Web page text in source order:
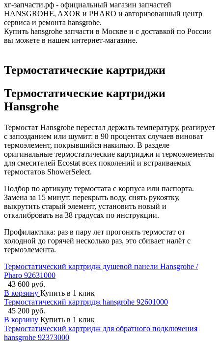
хг-запчасти.рф - официальный магазин запчастей
HANSGROHE, AXOR и PHARO и авторизованный центр
сервиса и ремонта hansgrohe.
Купить hansgrohe запчасти в Москве и с доставкой по России
вы можете в нашем интернет-магазине.
Термостатические картриджи
Термостатические картриджи
Hansgrohe
Термостат Hansgrohe перестал держать температуру, реагирует
с запозданием или шумит: в 90 процентах случаев виноват
термоэлемент, покрывшийся накипью. В разделе
оригинальные термостатические картриджи и термоэлементы
для смесителей Ecostat всех поколений и встраиваемых
термостатов ShowerSelect.
Подбор по артикулу термостата с корпуса или паспорта.
Замена за 15 минут: перекрыть воду, снять рукоятку,
выкрутить старый элемент, установить новый и
откалибровать на 38 градусах по инструкции.
Профилактика: раз в пару лет прогонять термостат от
холодной до горячей несколько раз, это сбивает налёт с
термоэлемента.
Термостатический картридж душевой панели Hansgrohe /
Pharo 92631000
43 600 руб.
В корзину Купить в 1 клик
Термостатический картридж hansgrohe 92601000
45 200 руб.
В корзину Купить в 1 клик
Термостатический картридж для обратного подключения
hansgrohe 92373000